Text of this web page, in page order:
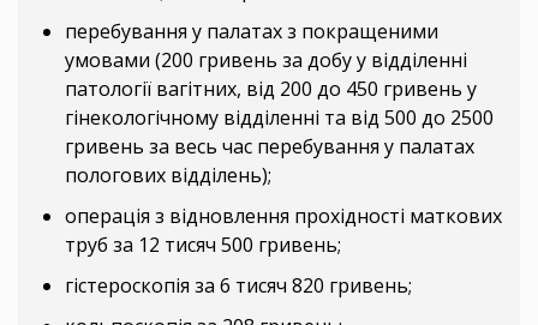
перебування у палатах з покращеними
умовами (200 гривень за добу у відділенні
патології вагітних, від 200 до 450 гривень у
гінекологічному відділенні та від 500 до 2500
гривень за весь час перебування у палатах
пологових відділень);
операція з відновлення прохідності маткових
труб за 12 тисяч 500 гривень;
гістероскопія за 6 тисяч 820 гривень;